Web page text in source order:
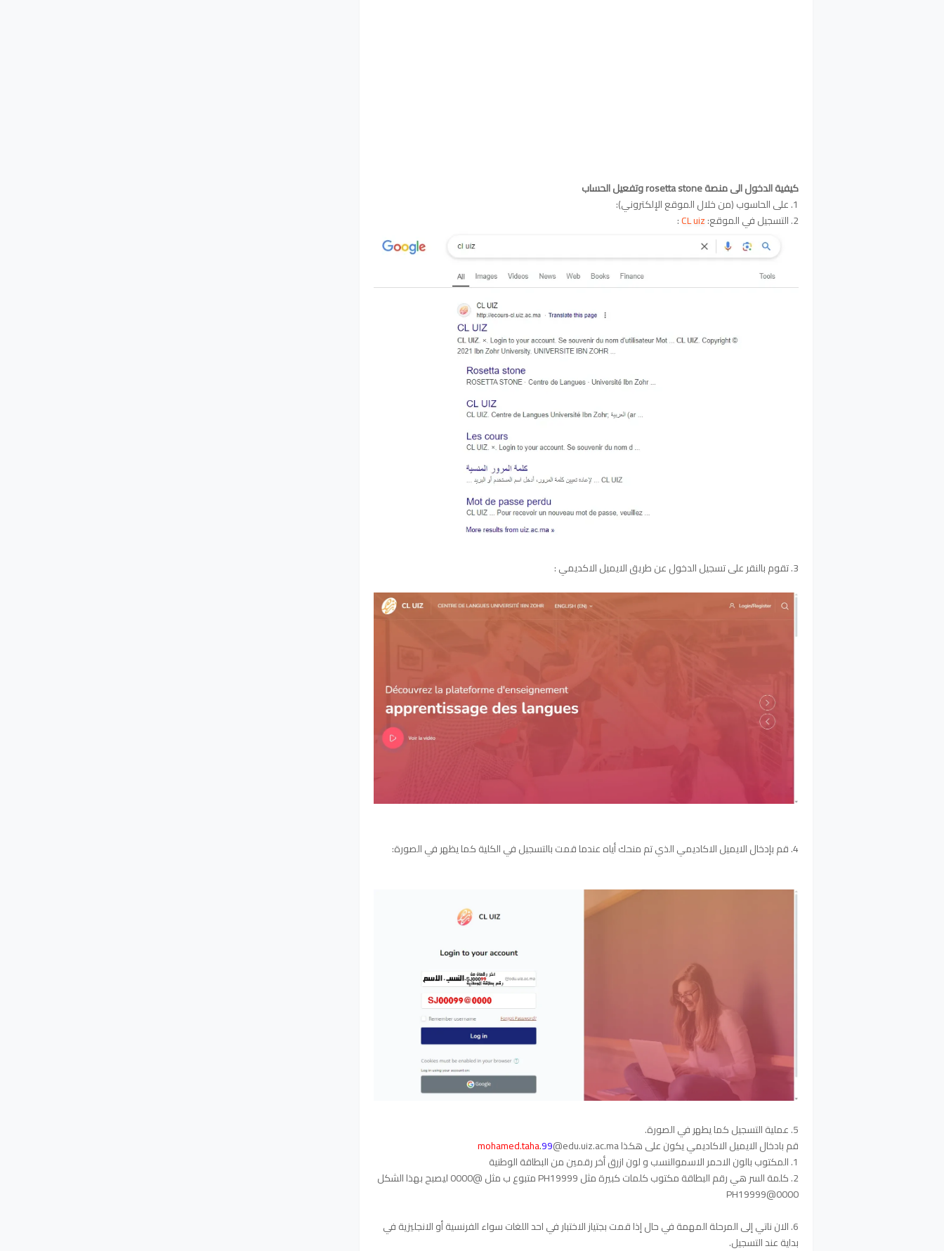
كيفية الدخول الى منصة rosetta stone وتفعيل الحساب
1. على الحاسوب (من خلال الموقع الإلكتروني):
2. التسجيل في الموقع:
CL uiz
:
3. تقوم بالنقر على تسجيل الدخول عن طريق الايميل الاكديمي :
4. قم بإدخال الايميل الاكاديمي الذي تم منحك أياه عندما قمت بالتسجيل في الكلية كما يظهر في الصورة:
5. عملية التسجيل كما يطهر في الصورة.
قم بادخال الايميل الاكاديمي يكون على هكذا
mohamed.taha.99@edu.uiz.ac.ma
1. المكتوب بالون الاحمر الاسموالنسب و لون ازرق أخر رقمين من البطاقة الوطنية
2. كلمة السر هي رقم البطاقة مكتوب كلمات كبيرة مثل PH19999 متبوع ب مثل @0000 ليصبح بهذا الشكل
PH19999@0000
6. الان ناتي إلى المرحلة المهمة في حال إذا قمت بجتياز الاختبار في احد اللغات سواء الفرنسية أو الانجليزية في
بداية عند التسجيل.